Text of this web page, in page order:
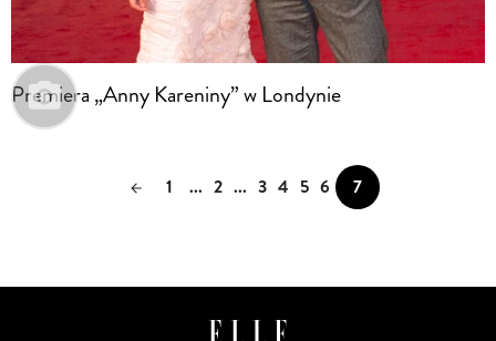
Premiera „Anny Kareniny” w Londynie
1 ... 2 ... 3 4 5 6 7